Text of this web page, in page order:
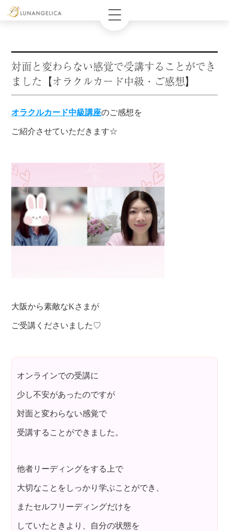
対面と変わらない感覚で受講することができ
ました【オラクルカード中級・ご感想】
オラクルカード中級講座のご感想を
ご紹介させていただきます☆
大阪から素敵なKさまが
ご受講くださいました♡
オンラインでの受講に
少し不安があったのですが
対面と変わらない感覚で
受講することができました。
他者リーディングをする上で
大切なことをしっかり学ぶことができ、
またセルフリーディングだけを
していたときより、自分の状態を